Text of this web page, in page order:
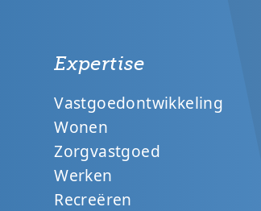
Expertise
Vastgoedontwikkeling
Wonen
Zorgvastgoed
Werken
Recreëren